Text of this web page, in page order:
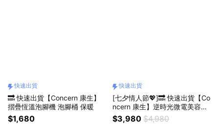
快速出貨
🔜 快速出貨【Concern 康生】
摺疊恆溫泡腳機 泡腳桶 保暖
$1,680
快速出貨
[七夕情人節💖]🔜 快速出貨【Co
ncern 康生】逆時光微電美容儀
可升級禮盒包裝
$3,980 $4,980